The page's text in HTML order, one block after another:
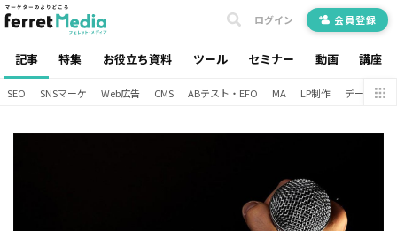
記事 特集 お役立ち資料 ツール セミナー 動画 講座
ログイン 会員登録
SEO SNSマーケ Web広告 CMS ABテスト・EFO MA LP制作 データ分析